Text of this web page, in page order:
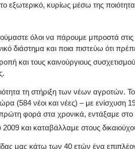
κυρίως μέσω της
όλοι να πάρουμε μπροστά
διάστημα και ποια πιστεύω ότι
και τους καινούργιους
τη στήριξη των νέων αγροτών.
(584 νέοι και νέες) – με
φορά στα χρονικά, εντάξαμε
και καταβάλλαμε στους
μας κάτω των 40 ετών ένα